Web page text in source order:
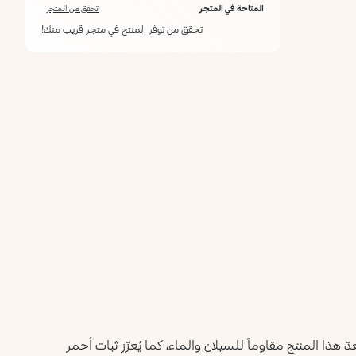
15
16
21
Honey
المتاحة في المتجر تحقق من المتجر
تحقق من توفر المنتج في متجر قريب منك!
المنتج مقاوماً للسيلان والماء، كما يُعزّز ثبات أحمر